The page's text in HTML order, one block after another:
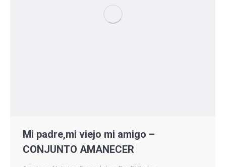
Mi padre,mi viejo mi amigo –
CONJUNTO AMANECER